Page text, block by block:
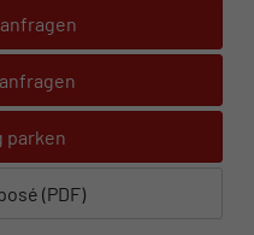
parken
(PDF)